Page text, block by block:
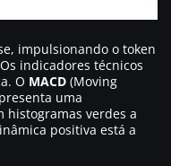
impulsionando o token
indicadores técnicos
O MACD (Moving
uma
histogramas verdes a
positiva está a